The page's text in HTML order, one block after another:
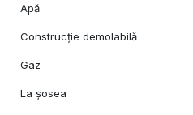
Apă
Construcție demolabilă
Gaz
La șosea